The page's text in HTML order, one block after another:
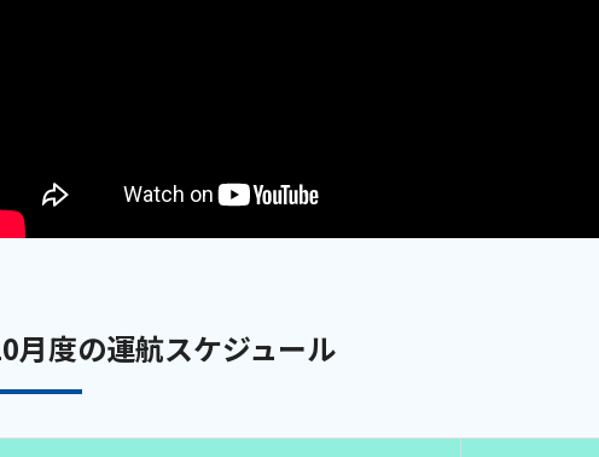
月度の運航スケジュール